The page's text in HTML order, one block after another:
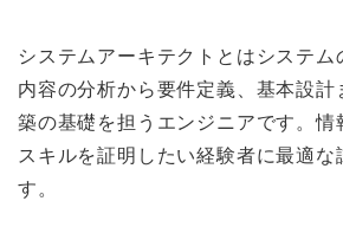
システムアーキテクトとはシステム
内容の分析から要件定義、基本設
築の基礎を担うエンジニアです。情
スキルを証明したい経験者に最適な
す。